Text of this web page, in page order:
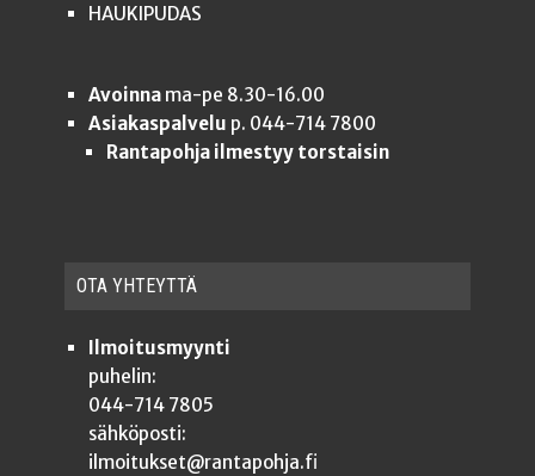
HAUKIPUDAS
Avoinnama-pe 8.30-16.00
Asiakaspalvelu p. 044-714 7800
Rantapohja ilmestyy torstaisin
OTA YHTEYT­TÄ
Ilmoitusmyynti
puhelin:
044-714 7805
sähköposti:
ilmoitukset@rantapohja.fi